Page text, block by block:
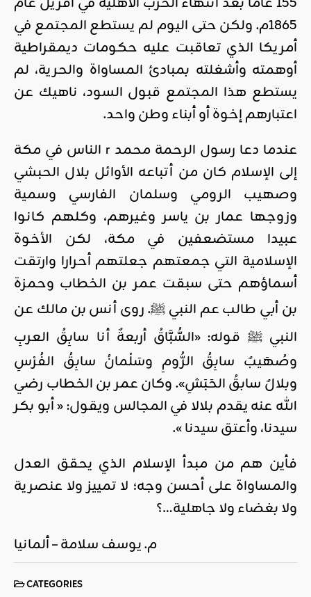
1865م. ولكن حتى اليوم لم يستطع المجتمع في
أمريكا الذي تعاقبت عليه حكومات ديمقراطية
أوهمته وأشغلته بمبادئ المساواة والحرية، لم
يستطع هذا المجتمع قبول السود، ناهيك عن
اعتبارهم إخوة أو أبناء وطن واحد.
عندما دعا رسول الرحمة محمد r الناس في مكة
إلى الإسلام كان من أتباعه الأوائل بلال الحبشي
وصهيب الرومي وسلمان الفارسي وسمية
وزوجها عمار بن ياسر وغيرهم، وكلهم كانوا
عبيدا مستضعفين في مكة، لكن الأخوة
الإسلامية التي جمعتهم جعلتهم أحرارا وارتقت
أسماؤهم حتى سبقت عمر بن الخطاب وحمزة
بن أبي طالب عم النبي ﷺ. روى أنس بن مالك عن
النبي ﷺ قوله: «السُّبَّاقُ أربعةٌ أنا سابِقُ العربِ
وصُهَيبٌ سابِقُ الرُّومِ وسَلْمانُ سابِقُ الفُرْسِ
وبلالٌ سابقُ الحَبَشِ». وكان عمر بن الخطاب رضي
الله عنه يقدم بلالا في المجالس ويقول: « أبو بكر
سيدنا، وأعتق سيدنا ».
فأين هم من مبدأ الإسلام الذي يحقق العدل
والمساواة على أحسن وجه؛ لا تمييز ولا عنصرية
ولا بغضاء ولا جاهلية…؟
م. يوسف سلامة – ألمانيا
CATEGORIES